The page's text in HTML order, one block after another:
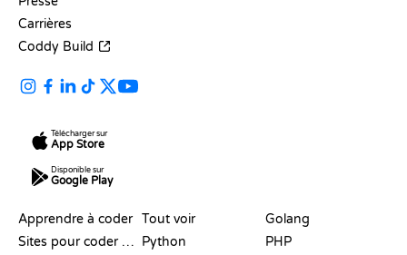
Carrières
Coddy Build
Télécharger sur
App Store
Disponible sur
Google Play
Apprendre à coder
Sites pour coder gratuitement
Tout voir
Python
Golang
PHP